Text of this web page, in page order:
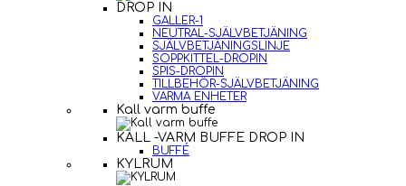
DROP IN
GALLER-1
NEUTRAL-SJÄLVBETJÄNING
SJÄLVBETJÄNINGSLINJE
SOPPKITTEL-DROPIN
SPIS-DROPIN
TILLBEHÖR-SJÄLVBETJÄNING
VARMA ENHETER
Kall varm buffe
KALL -VARM BUFFE DROP IN
BUFFÉ
KYLRUM